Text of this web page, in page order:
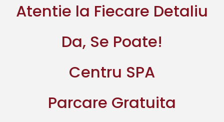
Atentie la Fiecare Detaliu
Da, Se Poate!
Centru SPA
Parcare Gratuita